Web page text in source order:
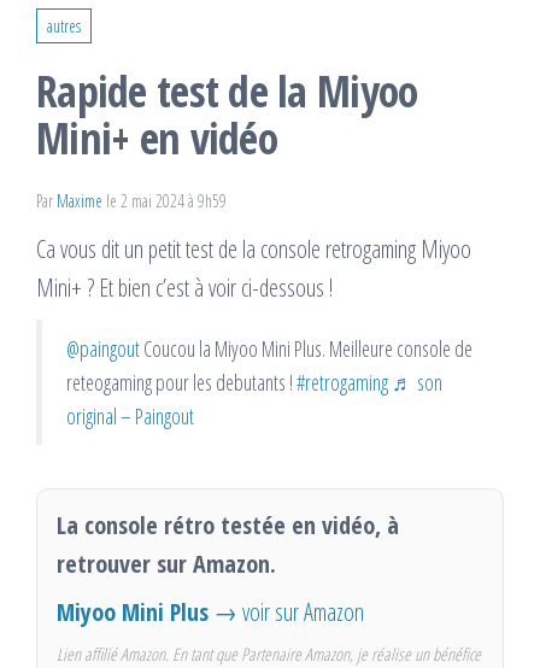
autres
Rapide test de la Miyoo
Mini+ en vidéo
Par Maxime le 2 mai 2024 à 9h59
Ca vous dit un petit test de la console retrogaming Miyoo
Mini+ ? Et bien c’est à voir ci-dessous !
@paingoutCoucou la Miyoo Mini Plus. Meilleure console de
reteogaming pour les debutants !#retrogaming ♬ son
original – Paingout
La console rétro testée en vidéo, à
retrouver sur Amazon.
Miyoo Mini Plus → voir sur Amazon
Lien affilié Amazon. En tant que Partenaire Amazon, je réalise un bénéfice